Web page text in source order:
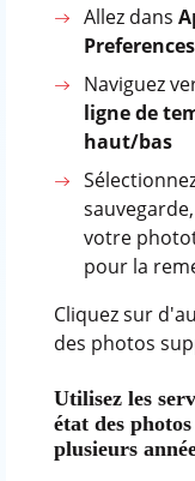
Allez dans
Preferences
Naviguez
ligne de
haut/bas
votre
pour la
Cliquez sur
des photos
Utilisez les
état des
plusieurs